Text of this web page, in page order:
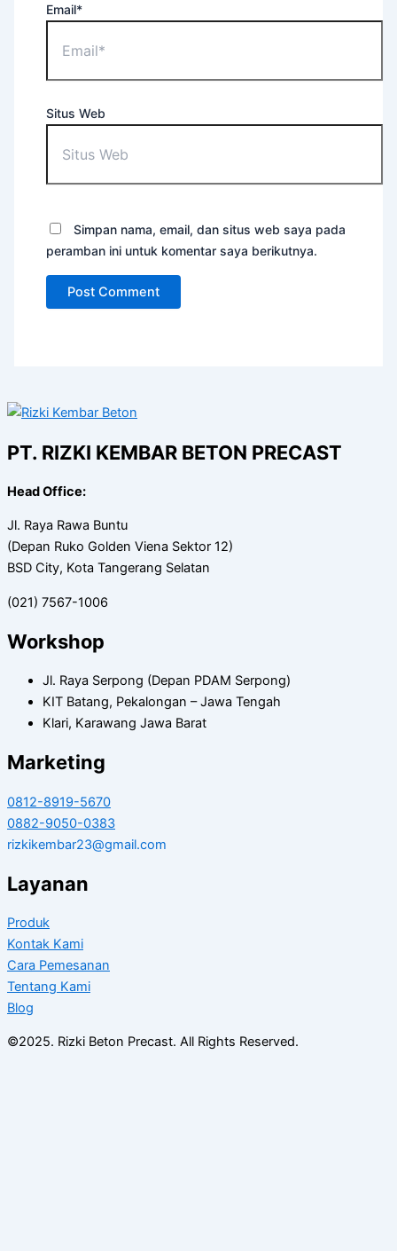
Email*
Situs Web
Simpan nama, email, dan situs web saya pada
peramban ini untuk komentar saya berikutnya.
PT. RIZKI KEMBAR BETON PRECAST
Head Office:
Jl. Raya Rawa Buntu
(Depan Ruko Golden Viena Sektor 12)
BSD City, Kota Tangerang Selatan
(021) 7567-1006
Workshop
Jl. Raya Serpong (Depan PDAM Serpong)
KIT Batang, Pekalongan – Jawa Tengah
Klari, Karawang Jawa Barat
Marketing
0812-8919-5670
0882-9050-0383
rizkikembar23@gmail.com
Layanan
Produk
Kontak Kami
Cara Pemesanan
Tentang Kami
Blog
©2025. Rizki Beton Precast. All Rights Reserved.